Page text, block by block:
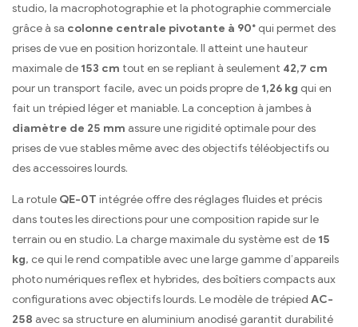
studio, la macrophotographie et la photographie commerciale
grâce à sa colonne centrale pivotante à 90° qui permet des
prises de vue en position horizontale. Il atteint une hauteur
maximale de 153 cm tout en se repliant à seulement 42,7 cm
pour un transport facile, avec un poids propre de 1,26 kg qui en
fait un trépied léger et maniable. La conception à jambes à
diamètre de 25 mm assure une rigidité optimale pour des
prises de vue stables même avec des objectifs téléobjectifs ou
des accessoires lourds.
La rotule QE-0T intégrée offre des réglages fluides et précis
dans toutes les directions pour une composition rapide sur le
terrain ou en studio. La charge maximale du système est de 15
kg, ce qui le rend compatible avec une large gamme d’appareils
photo numériques reflex et hybrides, des boîtiers compacts aux
configurations avec objectifs lourds. Le modèle de trépied AC-
258 avec sa structure en aluminium anodisé garantit durabilité